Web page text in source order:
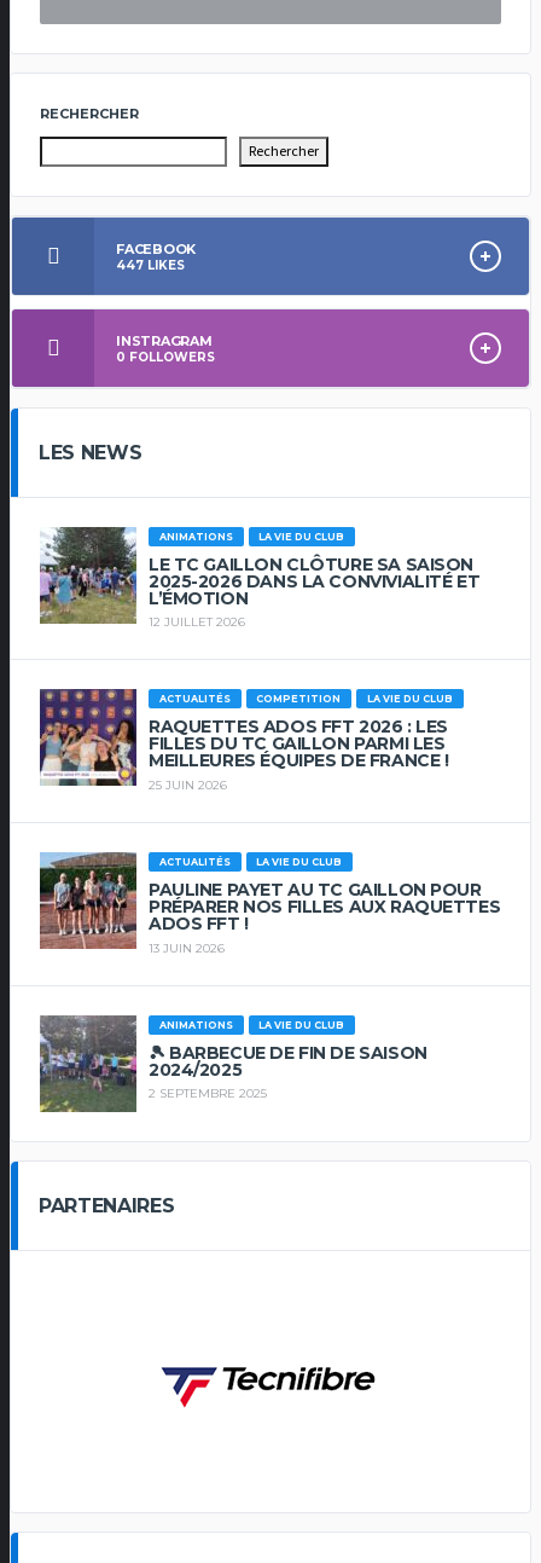
RECHERCHER
Rechercher
FACEBOOK
447 LIKES
INSTRAGRAM
0 FOLLOWERS
LES NEWS
ANIMATIONS LA VIE DU CLUB
LE TC GAILLON CLÔTURE SA SAISON
2025-2026 DANS LA CONVIVIALITÉ ET
L’ÉMOTION
12 JUILLET 2026
ACTUALITÉS COMPETITION LA VIE DU CLUB
RAQUETTES ADOS FFT 2026 : LES
FILLES DU TC GAILLON PARMI LES
MEILLEURES ÉQUIPES DE FRANCE !
25 JUIN 2026
ACTUALITÉS LA VIE DU CLUB
PAULINE PAYET AU TC GAILLON POUR
PRÉPARER NOS FILLES AUX RAQUETTES
ADOS FFT !
13 JUIN 2026
ANIMATIONS LA VIE DU CLUB
🎾 BARBECUE DE FIN DE SAISON
2024/2025
2 SEPTEMBRE 2025
PARTENAIRES